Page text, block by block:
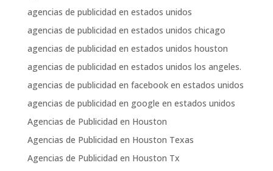
agencias de publicidad en estados unidos
agencias de publicidad en estados unidos chicago
agencias de publicidad en estados unidos houston
agencias de publicidad en estados unidos los angeles.
agencias de publicidad en facebook en estados unidos
agencias de publicidad en google en estados unidos
Agencias de Publicidad en Houston
Agencias de Publicidad en Houston Texas
Agencias de Publicidad en Houston Tx